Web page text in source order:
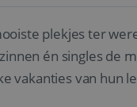
plekjes ter
én singles de
vakanties van hun